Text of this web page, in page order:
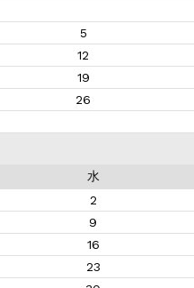
5
12
19
26
水
2
9
16
23